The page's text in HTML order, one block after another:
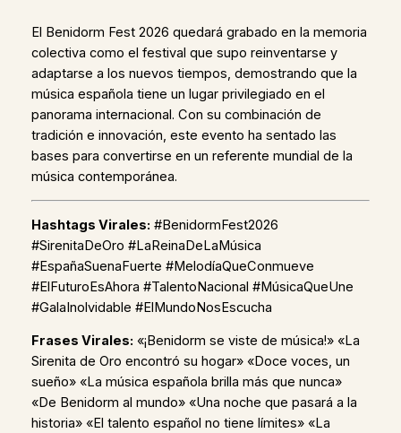
El Benidorm Fest 2026 quedará grabado en la memoria
colectiva como el festival que supo reinventarse y
adaptarse a los nuevos tiempos, demostrando que la
música española tiene un lugar privilegiado en el
panorama internacional. Con su combinación de
tradición e innovación, este evento ha sentado las
bases para convertirse en un referente mundial de la
música contemporánea.
Hashtags Virales: #BenidormFest2026
#SirenitaDeOro #LaReinaDeLaMúsica
#EspañaSuenaFuerte #MelodíaQueConmueve
#ElFuturoEsAhora #TalentoNacional #MúsicaQueUne
#GalaInolvidable #ElMundoNosEscucha
Frases Virales: «¡Benidorm se viste de música!» «La
Sirenita de Oro encontró su hogar» «Doce voces, un
sueño» «La música española brilla más que nunca»
«De Benidorm al mundo» «Una noche que pasará a la
historia» «El talento español no tiene límites» «La